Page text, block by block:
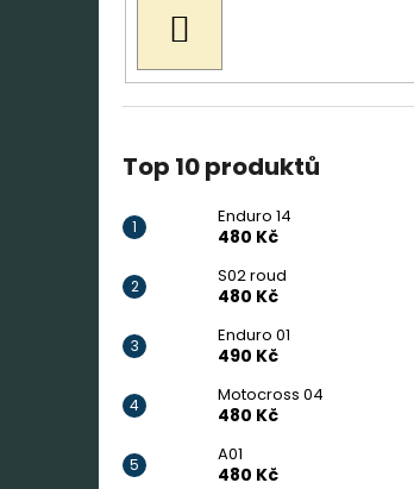
Top 10 produktů
Enduro 14
480 Kč
S02 roud
480 Kč
Enduro 01
490 Kč
Motocross 04
480 Kč
A01
480 Kč